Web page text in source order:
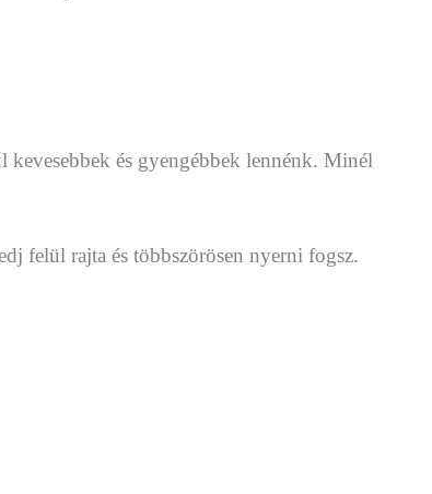
és gyengébbek lennénk. Minél
felül rajta és többszörösen nyerni fogsz.